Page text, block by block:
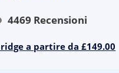
4469 Recensioni
a partire da £149.00